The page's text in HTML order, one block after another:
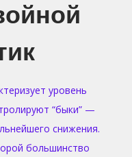
уровень
“быки” —
снижения.
большинство